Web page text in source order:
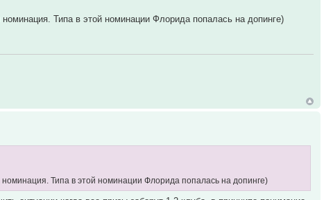
Типа в этой номинации Флорида попалась на допинге)
Типа в этой номинации Флорида попалась на допинге)